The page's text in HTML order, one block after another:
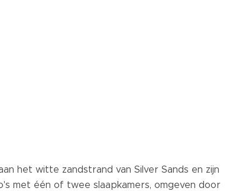
het witte zandstrand van Silver Sands en zijn
met één of twee slaapkamers, omgeven door